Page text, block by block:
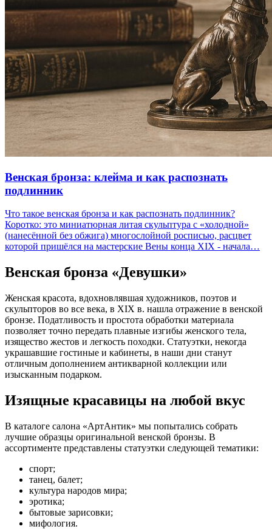
Венская бронза: клейма и как распознать
подлинник
Что такое венская бронза и как распознать подлинник?
Коротко: это миниатюрная литая скульптура с «холодной»
(нанесённой без обжига) многослойной росписью, расцвет
которой пришёлся на мастерские Вены конца XIX - начала…
Венская бронза «Девушки»
Женская красота, вдохновлявшая художников, поэтов и
скульпторов во все века, в XIX в. нашла отражение в венской
бронзе. Податливость и простота обработки материала
позволяет точно передать плавные изгибы женского тела,
изящество жестов и легкость походки. Статуэтки, некогда
украшавшие гостиные и кабинеты, в наши дни станут
отличным дополнением антикварной коллекции или
изысканным подарком.
Изящные красавицы на любой вкус
В каталоге салона «АртАнтик» мы попытались собрать
лучшие образцы оригинальной венской бронзы. В
ассортименте представлены статуэтки следующей тематики:
спорт;
танец, балет;
культура народов мира;
эротика;
бытовые зарисовки;
мифология.